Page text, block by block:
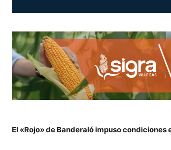
El «Rojo» de Banderaló impuso